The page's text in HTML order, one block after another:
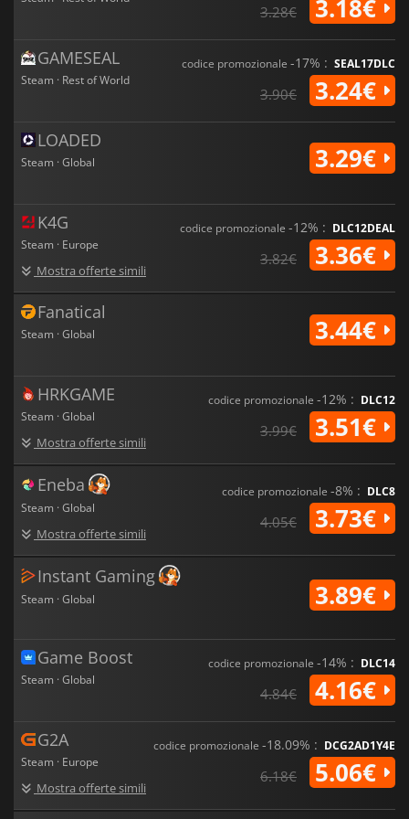
3.28€ 3.18€
GAMESEAL
Steam · Rest of World
codice promozionale -17% : SEAL17DLC
3.90€ 3.24€
LOADED
Steam · Global 3.29€
K4G
Steam · Europe
Mostra offerte simili
codice promozionale -12% : DLC12DEAL
3.82€ 3.36€
Fanatical
Steam · Global 3.44€
HRKGAME
Steam · Global
Mostra offerte simili
codice promozionale -12% : DLC12
3.99€ 3.51€
Eneba
Steam · Global
Mostra offerte simili
codice promozionale -8% : DLC8
4.05€ 3.73€
Instant Gaming
Steam · Global 3.89€
Game Boost
Steam · Global
codice promozionale -14% : DLC14
4.84€ 4.16€
G2A
Steam · Europe
Mostra offerte simili
codice promozionale -18.09% : DCG2AD1Y4E
6.18€ 5.06€